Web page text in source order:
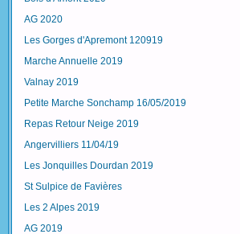
AG 2020
Les Gorges d'Apremont 120919
Marche Annuelle 2019
Valnay 2019
Petite Marche Sonchamp 16/05/2019
Repas Retour Neige 2019
Angervilliers 11/04/19
Les Jonquilles Dourdan 2019
St Sulpice de Favières
Les 2 Alpes 2019
AG 2019